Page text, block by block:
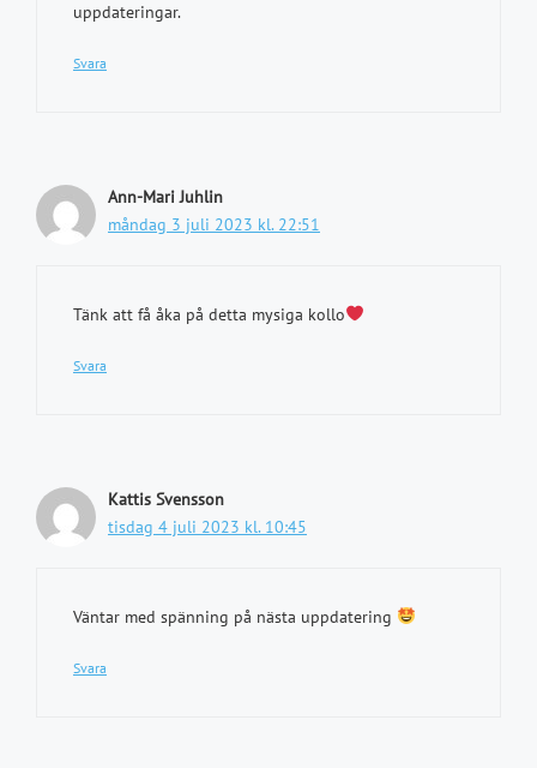
uppdateringar.
Svara
Ann-Mari Juhlin
måndag 3 juli 2023 kl. 22:51
Tänk att få åka på detta mysiga kollo
Svara
Kattis Svensson
tisdag 4 juli 2023 kl. 10:45
Väntar med spänning på nästa uppdatering
Svara